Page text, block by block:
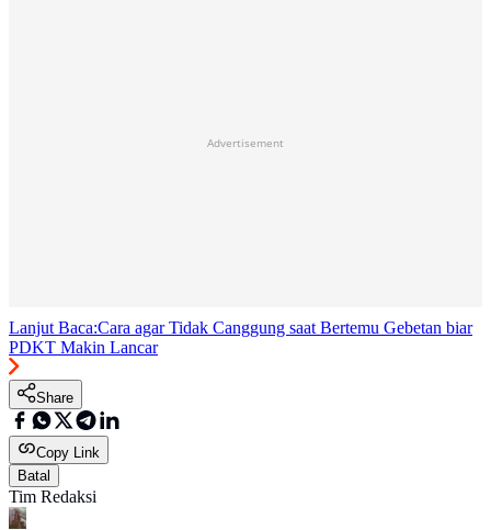
Advertisement
Lanjut Baca:Cara agar Tidak Canggung saat Bertemu Gebetan biar
PDKT Makin Lancar
Share
Copy Link
Batal
Tim Redaksi